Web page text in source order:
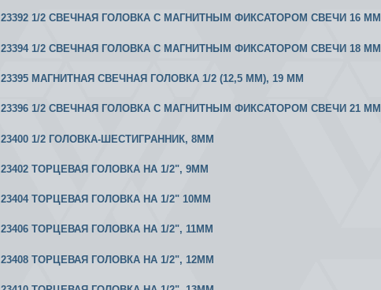
23392 1/2 СВЕЧНАЯ ГОЛОВКА С МАГНИТНЫМ ФИКСАТОРОМ СВЕЧИ 16 ММ
23394 1/2 СВЕЧНАЯ ГОЛОВКА С МАГНИТНЫМ ФИКСАТОРОМ СВЕЧИ 18 ММ
23395 МАГНИТНАЯ СВЕЧНАЯ ГОЛОВКА 1/2 (12,5 ММ), 19 ММ
23396 1/2 СВЕЧНАЯ ГОЛОВКА С МАГНИТНЫМ ФИКСАТОРОМ СВЕЧИ 21 ММ
23400 1/2 ГОЛОВКА-ШЕСТИГРАННИК, 8ММ
23402 ТОРЦЕВАЯ ГОЛОВКА НА 1/2", 9ММ
23404 ТОРЦЕВАЯ ГОЛОВКА НА 1/2" 10MM
23406 ТОРЦЕВАЯ ГОЛОВКА НА 1/2", 11MM
23408 ТОРЦЕВАЯ ГОЛОВКА НА 1/2", 12MM